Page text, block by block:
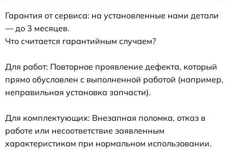
Гарантия от сервиса: на установленные нами детали
— до 3 месяцев.
Что считается гарантийным случаем?
Для работ: Повторное проявление дефекта, который
прямо обусловлен с выполненной работой (например,
неправильная установка запчасти).
Для комплектующих: Внезапная поломка, отказ в
работе или несоответствие заявленным
характеристикам при нормальном использовании.